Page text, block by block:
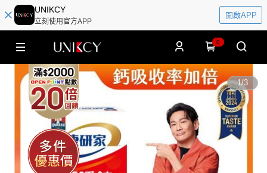
UNIKCY
立刻使用官方APP
開啟APP
0
1/3